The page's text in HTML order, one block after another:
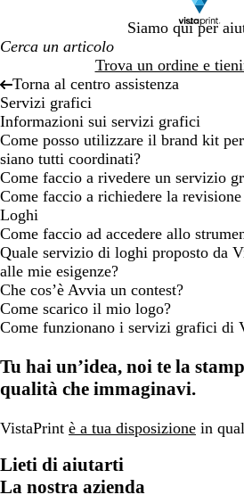
Siamo qui per
Trova un ordine e
Torna al centro assistenza
Servizi grafici
Informazioni sui servizi grafici
Come posso utilizzare il brand kit
siano tutti coordinati?
Come faccio a rivedere un servizio
Come faccio a richiedere la
Loghi
Come faccio ad accedere allo
Quale servizio di loghi proposto da
alle mie esigenze?
Che cos’è Avvia un contest?
Come scarico il mio logo?
Come funzionano i servizi grafici di
Tu hai un’idea, noi te la
qualità che immaginavi.
VistaPrint è a tua disposizione in
Lieti di aiutarti
La nostra azienda